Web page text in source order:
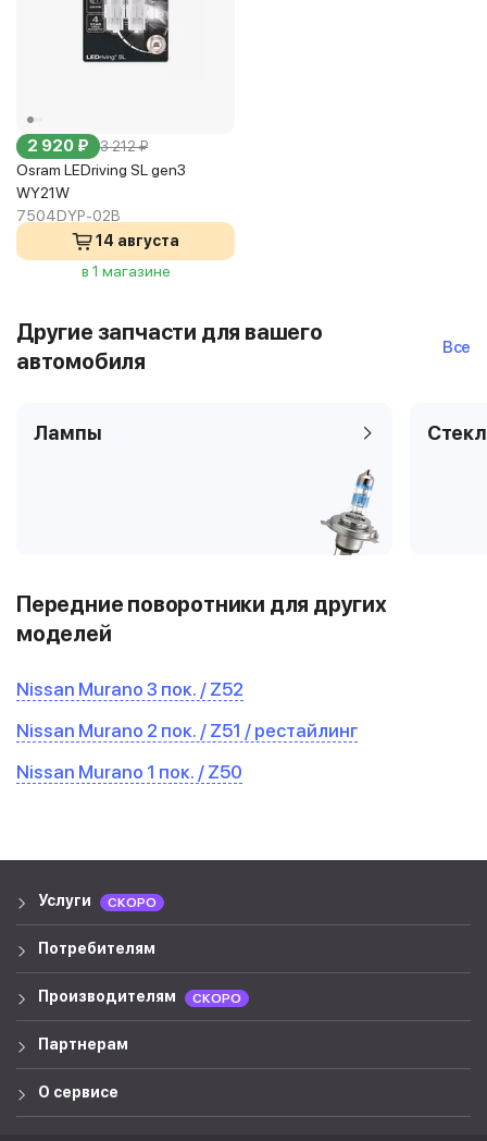
2 920 ₽ 3 212 ₽
Osram LEDriving SL gen3
WY21W
7504DYP-02B
14 августа
в 1 магазине
Другие запчасти для вашего
автомобиля
Все
Лампы
Передние поворотники для других
моделей
Nissan Murano 3 пок. / Z52
Nissan Murano 2 пок. / Z51 / рестайлинг
Nissan Murano 1 пок. / Z50
Услуги СКОРО
Потребителям
Производителям СКОРО
Партнерам
О сервисе